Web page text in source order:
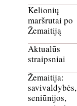
Kelionių
maršrutai po
Žemaitiją
Aktualūs
straipsniai
Žemaitija:
savivaldybės,
seniūnijos,